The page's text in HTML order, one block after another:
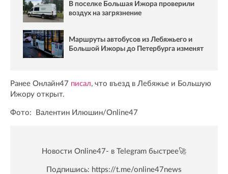
В поселке Большая Ижора проверили
воздух на загрязнение
Маршруты автобусов из Лебяжьего и
Большой Ижоры до Петербурга изменят
Ранее Онлайн47 писал, что въезд в Лебяжье и Большую
Ижору открыт.
Фото: Валентин Илюшин/Online47
Новости Online47- в Telegram быстрее🚀
Подпишись: https://t.me/online47news